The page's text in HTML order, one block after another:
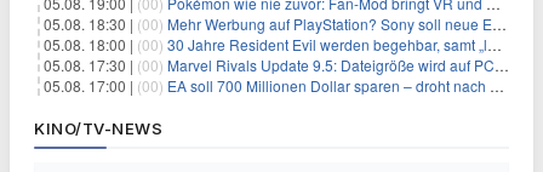
05.08. 18:30 | (00) Mehr Werbung auf PlayStation? Sony soll neue Einnahmequellen prüfen
05.08. 18:00 | (00) 30 Jahre Resident Evil werden begehbar, samt „lebensgroßem Leon“
05.08. 17:30 | (00) Marvel Rivals Update 9.5: Dateigröße wird auf PC und Konsolen deutlich reduziert
05.08. 17:00 | (00) EA soll 700 Millionen Dollar sparen – droht nach der Übernahme die nächste Entlassungswelle?
KINO/TV-NEWS